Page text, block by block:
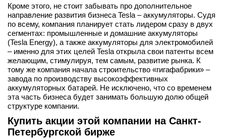
Кроме этого, не стоит забывать про дополнительное
направление развития бизнеса Tesla – аккумуляторы. Судя
по всему, компания планирует стать лидером сразу в двух
сегментах: промышленные и домашние аккумуляторы
(Tesla Energy), а также аккумуляторы для электромобилей
– именно для этих целей Tesla открыла свои патенты всем
желающим, стимулируя, тем самым, развитие рынка. К
тому же компания начала строительство «гигафабрики» –
завода по производству высокоэффективных
аккумуляторных батарей. Не исключено, что со временем
эта часть бизнеса будет занимать большую долю общей
структуре компании.
Купить акции этой компании на Санкт-
Петербургской бирже